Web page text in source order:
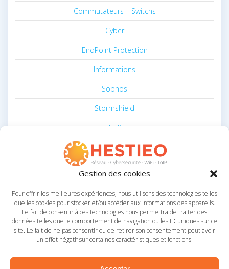
Gestion des cookies
Pour offrir les meilleures expériences, nous utilisons des technologies telles
que les cookies pour stocker et/ou accéder aux informations des appareils.
Le fait de consentir à ces technologies nous permettra de traiter des
données telles que le comportement de navigation ou les ID uniques sur ce
site. Le fait de ne pas consentir ou de retirer son consentement peut avoir
un effet négatif sur certaines caractéristiques et fonctions.
Commutateurs – Switchs
Cyber
EndPoint Protection
Informations
Sophos
Stormshield
ToIP
Vade Secure
Voeux
MÉTA
Connexion
Flux des publications
Flux des commentaires